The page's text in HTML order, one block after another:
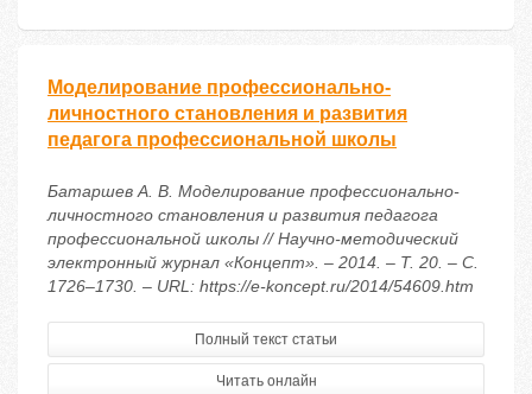
Моделирование профессионально-
личностного становления и развития
педагога профессиональной школы
Батаршев А. В. Моделирование профессионально-
личностного становления и развития педагога
профессиональной школы // Научно-методический
электронный журнал «Концепт». – 2014. – Т. 20. – С.
1726–1730. – URL: https://e-koncept.ru/2014/54609.htm
Полный текст статьи
Читать онлайн